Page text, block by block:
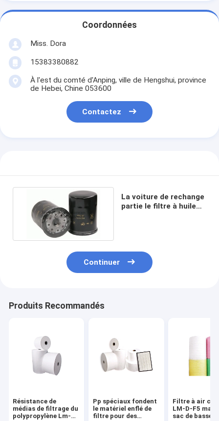
Coordonnées
Miss. Dora
15383380882
À l'est du comté d'Anping, ville de Hengshui, province
de Hebei, Chine 053600
Contactez
La voiture de rechange
partie le filtre à huile
Continuer
Produits Recommandés
Résistance de
médias de filtrage du
polypropylène Lm-
Pp spéciaux fondent
le matériel enflé de
filtre pour des
Filtre à air
LM-D-F5
sac de basse